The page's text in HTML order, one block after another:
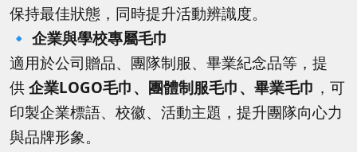
保持最佳狀態，同時提升活動辨識度。
🔹 企業與學校專屬毛巾
適用於公司贈品、團隊制服、畢業紀念品等，提
供 企業LOGO毛巾、團體制服毛巾、畢業毛巾 ，可
印製企業標語、校徽、活動主題，提升團隊向心力
與品牌形象。